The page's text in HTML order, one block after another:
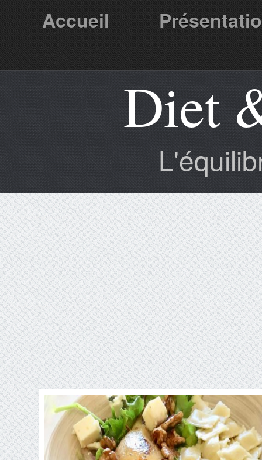
Accueil
Partenaires Diet